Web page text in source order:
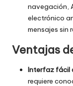
-
O
navegación,
electrónico
mensajes sin
Ventajas
Interfaz fácil
requiere